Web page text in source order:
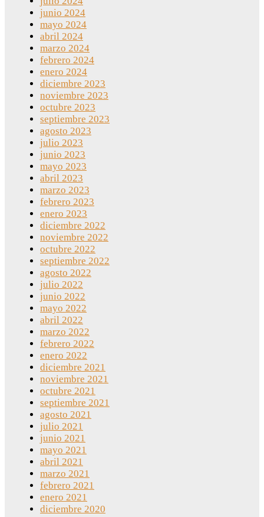
junio 2024
mayo 2024
abril 2024
marzo 2024
febrero 2024
enero 2024
diciembre 2023
noviembre 2023
octubre 2023
septiembre 2023
agosto 2023
julio 2023
junio 2023
mayo 2023
abril 2023
marzo 2023
febrero 2023
enero 2023
diciembre 2022
noviembre 2022
octubre 2022
septiembre 2022
agosto 2022
julio 2022
junio 2022
mayo 2022
abril 2022
marzo 2022
febrero 2022
enero 2022
diciembre 2021
noviembre 2021
octubre 2021
septiembre 2021
agosto 2021
julio 2021
junio 2021
mayo 2021
abril 2021
marzo 2021
febrero 2021
enero 2021
diciembre 2020